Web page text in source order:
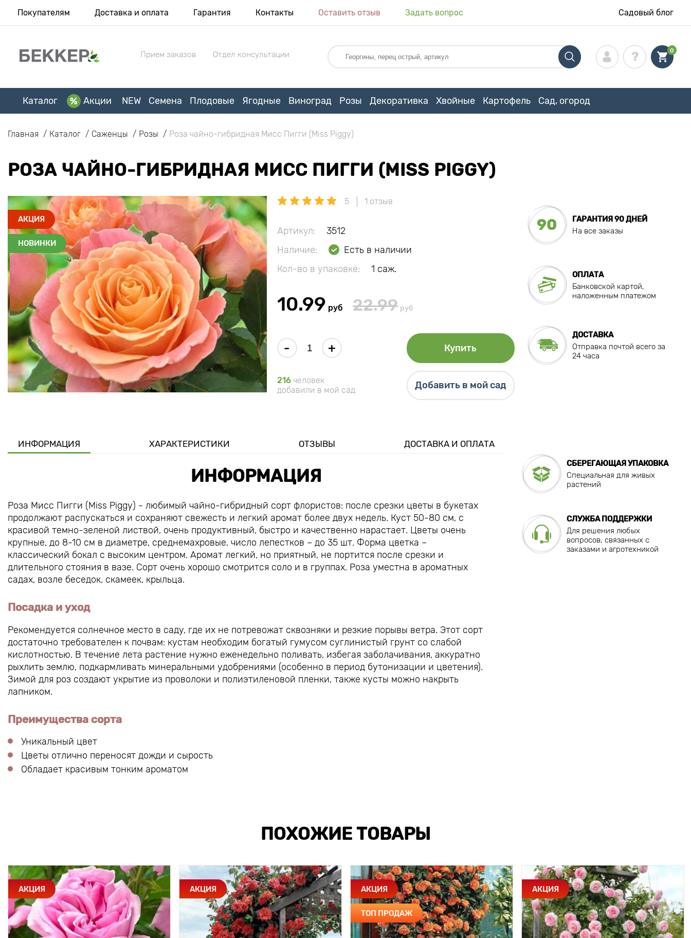
Покупателям Доставка и оплата Гарантия Контакты Оставить отзыв Задать вопрос Садовый блог
Прием заказов Отдел консультации 0
Каталог Акции NEW Семена Плодовые Ягодные Виноград Розы Декоративка Хвойные Картофель Сад, огород
Главная Каталог Саженцы Розы Роза чайно-гибридная Мисс Пигги (Miss Piggy)
РОЗА ЧАЙНО-ГИБРИДНАЯ МИСС ПИГГИ (MISS PIGGY)
АКЦИЯ
НОВИНКИ
5 1 отзыв
Артикул:
3512
Наличие:
Есть в наличии
Кол-во в упаковке:
1 саж.
10.99 руб 22.99 руб
- + Купить
216 человек
добавили в мой сад
Добавить в мой сад
90
ГАРАНТИЯ 90 ДНЕЙ
На все заказы
ОПЛАТА
Банковской картой,
наложенным платежом
ДОСТАВКА
Отправка почтой всего за
24 часа
ИНФОРМАЦИЯ ХАРАКТЕРИСТИКИ ОТЗЫВЫ ДОСТАВКА И ОПЛАТА
ИНФОРМАЦИЯ
Роза Мисс Пигги (Miss Piggy) - любимый чайно-гибридный сорт флористов: после срезки цветы в букетах
продолжают распускаться и сохраняют свежесть и легкий аромат более двух недель. Куст 50-80 см, с
красивой темно-зеленой листвой, очень продуктивный, быстро и качественно нарастает. Цветы очень
крупные, до 8-10 см в диаметре, среднемахровые, число лепестков – до 35 шт. Форма цветка –
классический бокал с высоким центром. Аромат легкий, но приятный, не портится после срезки и
длительного стояния в вазе. Сорт очень хорошо смотрится соло и в группах. Роза уместна в ароматных
садах, возле беседок, скамеек, крыльца.
Посадка и уход
Рекомендуется солнечное место в саду, где их не потревожат сквозняки и резкие порывы ветра. Этот сорт
достаточно требователен к почвам: кустам необходим богатый гумусом суглинистый грунт со слабой
кислотностью. В течение лета растение нужно еженедельно поливать, избегая заболачивания, аккуратно
рыхлить землю, подкармливать минеральными удобрениями (особенно в период бутонизации и цветения).
Зимой для роз создают укрытие из проволоки и полиэтиленовой пленки, также кусты можно накрыть
лапником.
Преимущества сорта
Уникальный цвет
Цветы отлично переносят дожди и сырость
Обладает красивым тонким ароматом
СБЕРЕГАЮЩАЯ УПАКОВКА
Специальная для живых
растений
СЛУЖБА ПОДДЕРЖКИ
Для решения любых
вопросов, связанных с
заказами и агротехникой
ПОХОЖИЕ ТОВАРЫ
АКЦИЯ АКЦИЯ АКЦИЯ
ТОП ПРОДАЖ
АКЦИЯ